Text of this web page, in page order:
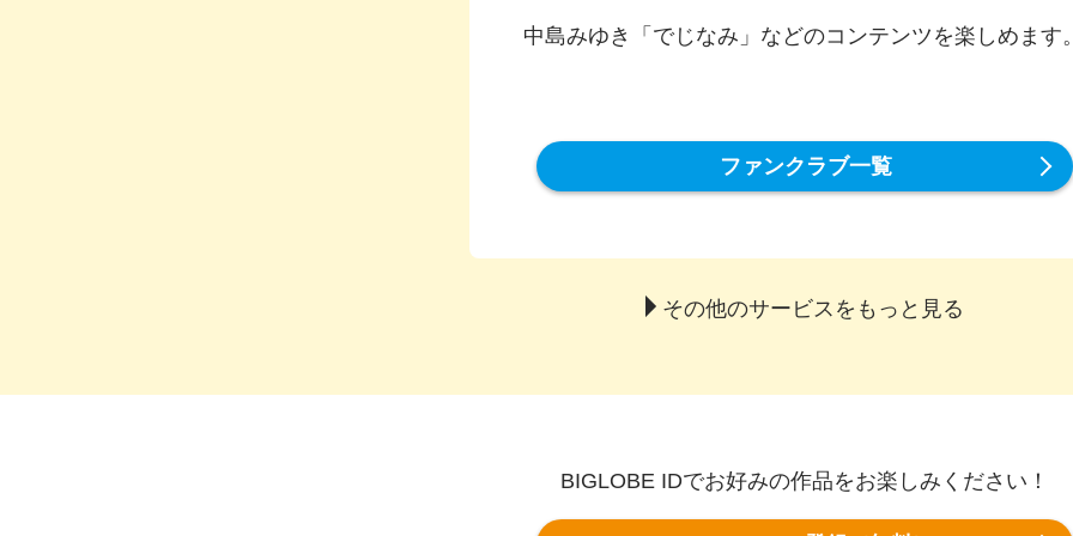
中島みゆき「でじなみ」などのコンテンツを楽しめます
ファンクラブ一覧
その他のサービスをもっと見る
BIGLOBE IDでお好みの作品をお楽しみください！